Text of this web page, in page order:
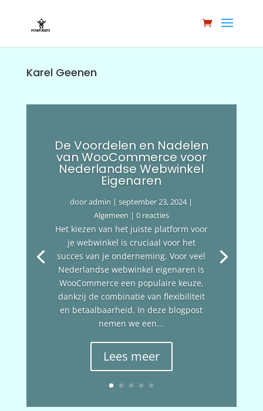
Karel Geenen
De Voordelen en Nadelen
van WooCommerce voor
Nederlandse Webwinkel
Eigenaren
dooradmin |september 23, 2024|
Algemeen | 0 reacties
Het kiezen van het juiste platform voor
je webwinkel is cruciaal voor het
succes van je onderneming. Voor veel
Nederlandse webwinkel eigenaren is
WooCommerce een populaire keuze,
dankzij de combinatie van flexibiliteit
en betaalbaarheid. In deze blogpost
nemen we een...
Lees meer